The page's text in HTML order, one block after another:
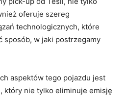
oferuje szereg
technologicznych, które
sposób, w jaki postrzegamy
aspektów tego pojazdu jest‌
, który nie tylko eliminuje emisję